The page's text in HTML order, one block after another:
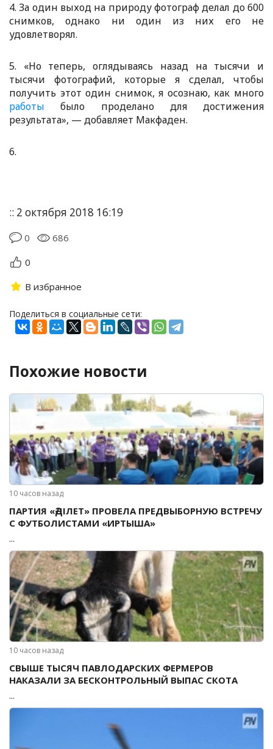
4. За один выход на природу фотограф делал до 600
снимков, однако ни один из них его не
удовлетворял.
5. «Но теперь, оглядываясь назад на тысячи и
тысячи фотографий, которые я сделал, чтобы
получить этот один снимок, я осознаю, как много
работы было проделано для достижения
результата», — добавляет Макфаден.
6.
:: 2 октября 2018 16:19
0
686
0
В избранное
Поделиться в социальные сети:
Похожие новости
10 часов назад
ПАРТИЯ «ӘДІЛЕТ» ПРОВЕЛА ПРЕДВЫБОРНУЮ ВСТРЕЧУ
С ФУТБОЛИСТАМИ «ИРТЫША»
...
10 часов назад
СВЫШЕ ТЫСЯЧ ПАВЛОДАРСКИХ ФЕРМЕРОВ
НАКАЗАЛИ ЗА БЕСКОНТРОЛЬНЫЙ ВЫПАС СКОТА
...